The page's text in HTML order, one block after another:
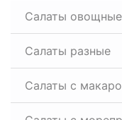
Салаты овощные
Салаты разные
Салаты с